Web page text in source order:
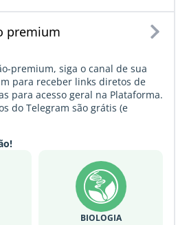
premium
premium, siga o canal de sua
para receber links diretos de
para acesso geral na Plataforma.
do Telegram são grátis (e
BIOLOGIA